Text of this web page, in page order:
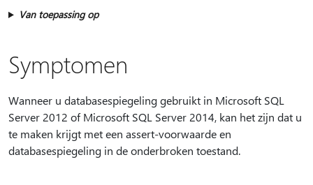
Van toepassing op
Symptomen
Wanneer u databasespiegeling gebruikt in Microsoft SQL
Server 2012 of Microsoft SQL Server 2014, kan het zijn dat u
te maken krijgt met een assert-voorwaarde en
databasespiegeling in de onderbroken toestand.